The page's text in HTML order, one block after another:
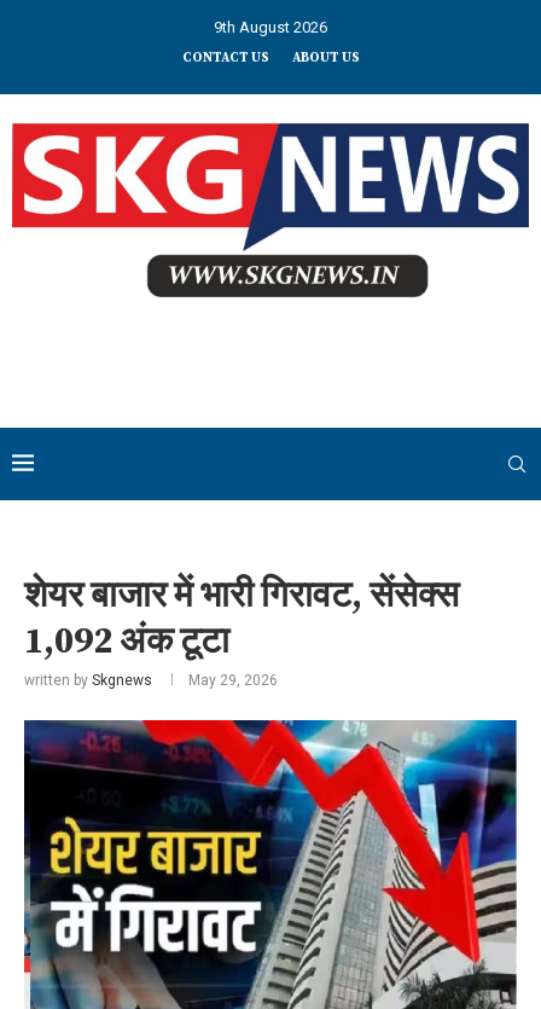
9th August 2026
CONTACT US ABOUT US
शेयर बाजार में भारी गिरावट, सेंसेक्स
1,092 अंक टूटा
written by Skgnews May 29, 2026